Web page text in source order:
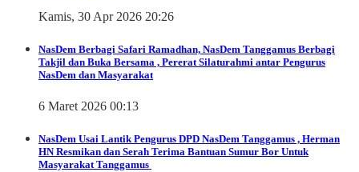
Kamis, 30 Apr 2026 20:26
NasDem Berbagi Safari Ramadhan, NasDem Tanggamus Berbagi
Takjil dan Buka Bersama , Pererat Silaturahmi antar Pengurus
NasDem dan Masyarakat
6 Maret 2026 00:13
NasDem Usai Lantik Pengurus DPD NasDem Tanggamus , Herman
HN Resmikan dan Serah Terima Bantuan Sumur Bor Untuk
Masyarakat Tanggamus